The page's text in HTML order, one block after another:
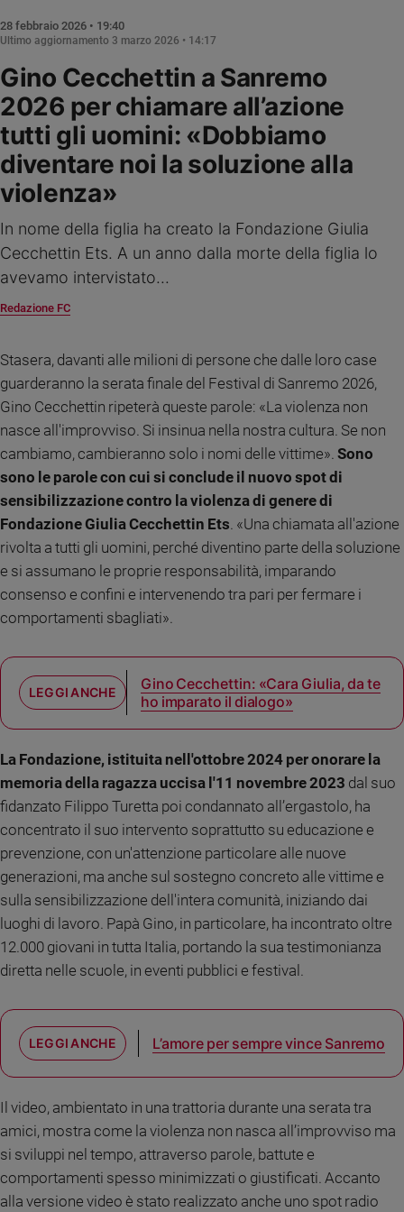
e
Creato
Volontariato
Diritti
Aziende
di
valore
Caso
della
e
inclusione
Cultura
e
Sanremo
2026
Cinema,
e
streaming
Libri
Musica
Arte
Genitori
Nonni
Coppia
Scuola
Video
Podcast
Privacy
Gino Cecchettin a Sanremo
2026 per chiamare all’azione
tutti gli uomini: «Dobbiamo
diventare noi la soluzione alla
violenza»
In nome della figlia ha creato la Fondazione Giulia
Cecchettin Ets. A un anno dalla morte della figlia lo
avevamo intervistato...
Redazione FC
28 febbraio 2026 • 19:40
Ultimo aggiornamento 3 marzo 2026 • 14:17
Stasera, davanti alle milioni di persone che dalle loro case
guarderanno la serata finale del Festival di Sanremo 2026,
Gino Cecchettin ripeterà queste parole: «La violenza non
nasce all'improvviso. Si insinua nella nostra cultura. Se non
cambiamo, cambieranno solo i nomi delle vittime». Sono
sono le parole con cui si conclude il nuovo spot di
sensibilizzazione contro la violenza di genere di
Fondazione Giulia Cecchettin Ets . «Una chiamata all'azione
rivolta a tutti gli uomini, perché diventino parte della soluzione
e si assumano le proprie responsabilità, imparando
consenso e confini e intervenendo tra pari per fermare i
comportamenti sbagliati».
Gino Cecchettin: «Cara Giulia, da te
ho imparato il dialogo»
La Fondazione, istituita nell'ottobre 2024 per onorare la
memoria della ragazza uccisa l'11 novembre 2023 dal suo
fidanzato Filippo Turetta poi condannato all’ergastolo, ha
concentrato il suo intervento soprattutto su educazione e
prevenzione, con un'attenzione particolare alle nuove
generazioni, ma anche sul sostegno concreto alle vittime e
sulla sensibilizzazione dell'intera comunità, iniziando dai
luoghi di lavoro. Papà Gino, in particolare, ha incontrato oltre
12.000 giovani in tutta Italia, portando la sua testimonianza
diretta nelle scuole, in eventi pubblici e festival.
L’amore per sempre vince Sanremo
Il video, ambientato in una trattoria durante una serata tra
amici, mostra come la violenza non nasca all’improvviso ma
si sviluppi nel tempo, attraverso parole, battute e
comportamenti spesso minimizzati o giustificati. Accanto
alla versione video è stato realizzato anche uno spot radio